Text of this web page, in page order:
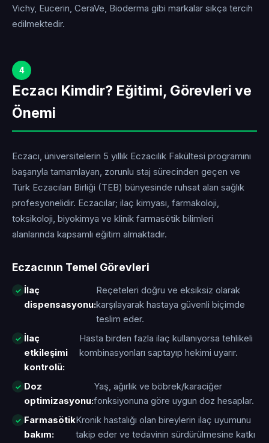
Vichy, Eucerin, CeraVe, Bioderma gibi markalar sıkça tercih
edilmektedir.
4
Eczacı Kimdir? Eğitimi, Görevleri ve
Önemi
Eczacı, üniversitelerin 5 yıllık Eczacılık Fakültesi programını
başarıyla tamamlayan, zorunlu staj sürecinden geçen ve
Türk Eczacıları Birliği (TEB) bünyesinde ruhsat alan sağlık
profesyonelidir. Eczacılar; ilaç kimyası, farmakoloji,
toksikoloji, biyokimya ve klinik farmasötik bilimleri
alanlarında kapsamlı eğitim almaktadır.
Eczacının Temel Görevleri
İlaç
dispensasyonu:
Reçeteleri doğru ve eksiksiz olarak
karşılayarak hastaya güvenli biçimde
teslim eder.
İlaç
etkileşimi
kontrolü:
Hasta birden fazla ilaç kullanıyorsa tehlikeli
kombinasyonları saptayıp hekimi uyarır.
Doz
optimizasyonu:
Yaş, ağırlık ve böbrek/karaciğer
fonksiyonuna göre uygun doz hesaplar.
Farmasötik
bakım:
Kronik hastalığı olan bireylerin ilaç uyumunu
takip eder ve tedavinin sürdürülmesine katkı